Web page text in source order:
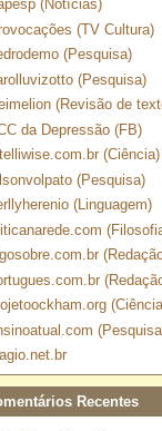
(Notícias)
(TV Cultura)
(Pesquisa)
(Pesquisa)
(Revisão de
da Depressão (FB)
(Ciência)
(Pesquisa)
(Linguagem)
Recentes